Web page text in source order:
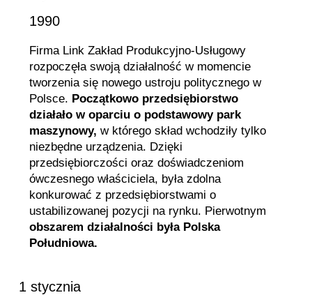
1990
Firma Link Zakład Produkcyjno-Usługowy
rozpoczęła swoją działalność w momencie
tworzenia się nowego ustroju politycznego w
Polsce. Początkowo przedsiębiorstwo
działało w oparciu o podstawowy park
maszynowy, w którego skład wchodziły tylko
niezbędne urządzenia. Dzięki
przedsiębiorczości oraz doświadczeniom
ówczesnego właściciela, była zdolna
konkurować z przedsiębiorstwami o
ustabilizowanej pozycji na rynku. Pierwotnym
obszarem działalności była Polska
Południowa.
1 stycznia